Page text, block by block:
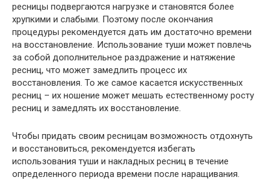
ресницы подвергаются нагрузке и становятся более
хрупкими и слабыми. Поэтому после окончания
процедуры рекомендуется дать им достаточно времени
на восстановление. Использование туши может повлечь
за собой дополнительное раздражение и натяжение
ресниц, что может замедлить процесс их
восстановления. То же самое касается искусственных
ресниц – их ношение может мешать естественному росту
ресниц и замедлять их восстановление.
Чтобы придать своим ресницам возможность отдохнуть
и восстановиться, рекомендуется избегать
использования туши и накладных ресниц в течение
определенного периода времени после наращивания.